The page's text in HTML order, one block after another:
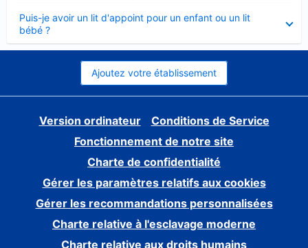
Puis-je avoir un lit d'appoint pour un enfant ou un lit
bébé ?
fermé
Ajoutez votre établissement
Version ordinateur
Conditions de Service
Fonctionnement de notre site
Charte de confidentialité
Gérer les paramètres relatifs aux cookies
Gérer les recommandations personnalisées
Charte relative à l'esclavage moderne
Charte relative aux droits humains